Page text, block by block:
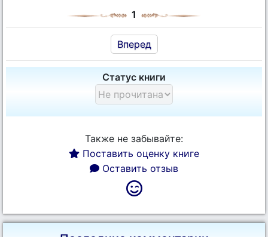
1
Вперед
Статус книги
Также не забывайте:
Поставить оценку книге
Оставить отзыв